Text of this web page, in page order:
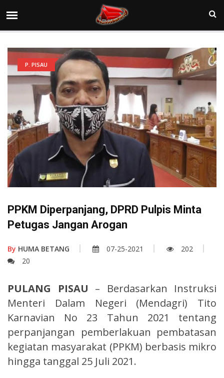
P. PISAU
PPKM Diperpanjang, DPRD Pulpis Minta
Petugas Jangan Arogan
By HUMA BETANG 07-25-2021
202
20
PULANG PISAU – Berdasarkan Instruksi
Menteri Dalam Negeri (Mendagri) Tito
Karnavian No 23 Tahun 2021 tentang
perpanjangan pemberlakuan pembatasan
kegiatan masyarakat (PPKM) berbasis mikro
hingga tanggal 25 Juli 2021.